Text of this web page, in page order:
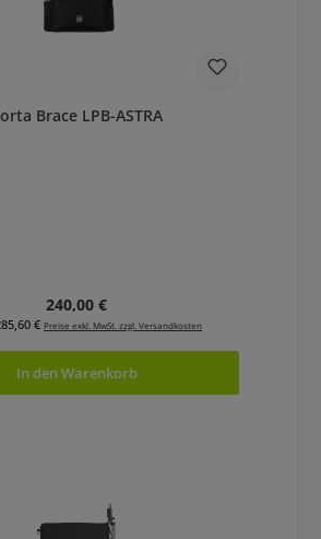
Brace LPB-ASTRA
Regulärer Preis:
240,00 €
€ Preise exkl. MwSt. zzgl. Versandkosten
In den Warenkorb